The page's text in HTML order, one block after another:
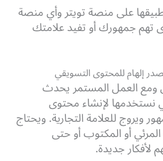
على منصة تويتر وأي منصة
تهم جمهورك أو تفيد علامتك
ومع العمل المستمر يحدث
نستخدمها لإنشاء محتوى
ويروج للعلامة التجارية. ويحتاج
أو المكتوب أو حتى
جديدة.